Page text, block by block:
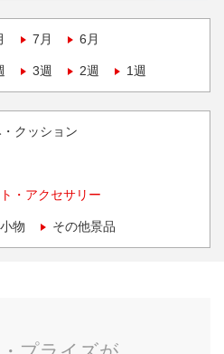
7月 6月
3週 2週 1週
クッション
・アクセサリー
物 その他景品